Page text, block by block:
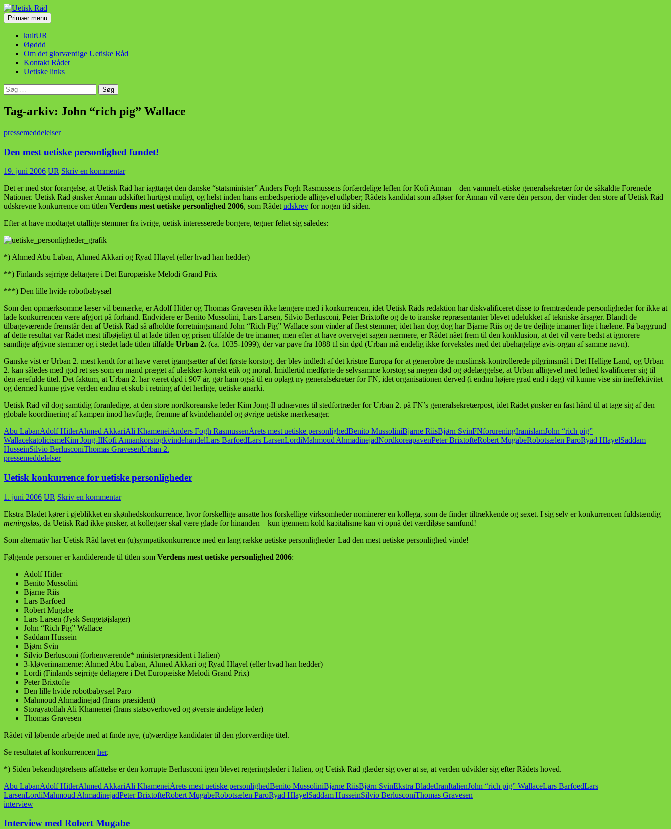
Hop
til
indhold
Uetisk Råd
SøgPrimær menu
kultUR
Øøddd
Om det glorværdige Uetiske Råd
Kontakt Rådet
Uetiske links
Søg
efter:
Tag-arkiv: John “rich pig” Wallace
pressemeddelelser
Den mest uetiske personlighed fundet!
19. juni 2006 UR Skriv en kommentar
Det er med stor forargelse, at Uetisk Råd har iagttaget den danske “statsminister” Anders Fogh Rasmussens forfærdelige leflen for Kofi Annan – den vammelt-etiske generalsekretær for de såkaldte Forenede
Nationer. Uetisk Råd ønsker Annan udskiftet hurtigst muligt, og helst inden hans embedsperiode alligevel udløber; Rådets kandidat som afløser for Annan vil være dén person, der vinder den store af Uetisk Råd
udskrevne konkurrence om titlen Verdens mest uetiske personlighed 2006, som Rådet udskrev for nogen tid siden.
Efter at have modtaget utallige stemmer fra ivrige, uetisk interesserede borgere, tegner feltet sig således:
*) Ahmed Abu Laban, Ahmed Akkari og Ryad Hlayel (eller hvad han hedder)
**) Finlands sejrrige deltagere i Det Europæiske Melodi Grand Prix
***) Den lille hvide robotbabysæl
Som den opmærksomme læser vil bemærke, er Adolf Hitler og Thomas Gravesen ikke længere med i konkurrencen, idet Uetisk Råds redaktion har diskvalificeret disse to fremtrædende personligheder for ikke at
lade konkurrencen være afgjort på forhånd. Endvidere er Benito Mussolini, Lars Larsen, Silvio Berlusconi, Peter Brixtofte og de to iranske repræsentanter blevet udelukket af tekniske årsager. Blandt de
tilbageværende fremstår den af Uetisk Råd så afholdte forretningsmand John “Rich Pig” Wallace som vinder af flest stemmer, idet han dog dog har Bjarne Riis og de tre dejlige imamer lige i hælene. På baggrund
af dette resultat var Rådet mest tilbøjeligt til at lade titlen og prisen tilfalde de tre imamer, men efter at have overvejet sagen nærmere, er Rådet nået frem til den konklusion, at det vil være bedst at ignorere
samtlige afgivne stemmer og i stedet lade titlen tilfalde Urban 2. (ca. 1035-1099), der var pave fra 1088 til sin død (Urban må endelig ikke forveksles med det ubehagelige avis-organ af samme navn).
Ganske vist er Urban 2. mest kendt for at have været igangsætter af det første korstog, der blev indledt af det kristne Europa for at generobre de muslimsk-kontrollerede pilgrimsmål i Det Hellige Land, og Urban
2. kan således med god ret ses som en mand præget af ulækker-korrekt etik og moral. Imidlertid medførte de selvsamme korstog så megen død og ødelæggelse, at Urban alligevel med lethed kvalificerer sig til
den ærefulde titel. Det faktum, at Urban 2. har været død i 907 år, gør ham også til en oplagt ny generalsekretær for FN, idet organisationen derved (i endnu højere grad end i dag) vil kunne vise sin ineffektivitet
og dermed kunne give verden endnu et skub i retning af det herlige, uetiske anarki.
Uetisk Råd vil dog samtidig foranledige, at den store nordkoreanske leder Kim Jong-Il udnævnes til stedfortræder for Urban 2. på FN’s generalsekretærpost, idet Rådet ønsker en fast hånd til at tage sig af den
globale koordinering af kampen imod havfugle, fremme af kvindehandel og øvrige uetiske mærkesager.
Abu LabanAdolf HitlerAhmed AkkariAli KhameneiAnders Fogh RasmussenÅrets mest uetiske personlighedBenito MussoliniBjarne RiisBjørn SvinFNforureningIranislamJohn “rich pig”
WallacekatolicismeKim Jong-IlKofi AnnankorstogkvindehandelLars BarfoedLars LarsenLordiMahmoud AhmadinejadNordkoreapavenPeter BrixtofteRobert MugabeRobotsælen ParoRyad HlayelSaddam
HusseinSilvio BerlusconiThomas GravesenUrban 2.
pressemeddelelser
Uetisk konkurrence for uetiske personligheder
1. juni 2006 UR Skriv en kommentar
Ekstra Bladet kører i øjeblikket en skønhedskonkurrence, hvor forskellige ansatte hos forskellige virksomheder nominerer en kollega, som de finder tiltrækkende og sexet. I sig selv er konkurrencen fuldstændig
meningsløs, da Uetisk Råd ikke ønsker, at kollegaer skal være glade for hinanden – kun igennem kold kapitalisme kan vi opnå det værdiløse samfund!
Som alternativ har Uetisk Råd lavet en (u)sympatikonkurrence med en lang række uetiske personligheder. Lad den mest uetiske personlighed vinde!
Følgende personer er kandiderende til titlen som Verdens mest uetiske personlighed 2006:
Adolf Hitler
Benito Mussolini
Bjarne Riis
Lars Barfoed
Robert Mugabe
Lars Larsen (Jysk Sengetøjslager)
John “Rich Pig” Wallace
Saddam Hussein
Bjørn Svin
Silvio Berlusconi (forhenværende* ministerpræsident i Italien)
3-kløverimamerne: Ahmed Abu Laban, Ahmed Akkari og Ryad Hlayel (eller hvad han hedder)
Lordi (Finlands sejrrige deltagere i Det Europæiske Melodi Grand Prix)
Peter Brixtofte
Den lille hvide robotbabysæl Paro
Mahmoud Ahmadinejad (Irans præsident)
Storayatollah Ali Khamenei (Irans statsoverhoved og øverste åndelige leder)
Thomas Gravesen
Rådet vil løbende arbejde med at finde nye, (u)værdige kandidater til den glorværdige titel.
Se resultatet af konkurrencen her.
*) Siden bekendtgørelsens affattelse er den korrupte Berlusconi igen blevet regeringsleder i Italien, og Uetisk Råd glæder sig over at se, at verden udvikler sig efter Rådets hoved.
Abu LabanAdolf HitlerAhmed AkkariAli KhameneiÅrets mest uetiske personlighedBenito MussoliniBjarne RiisBjørn SvinEkstra BladetIranItalienJohn “rich pig” WallaceLars BarfoedLars
LarsenLordiMahmoud AhmadinejadPeter BrixtofteRobert MugabeRobotsælen ParoRyad HlayelSaddam HusseinSilvio BerlusconiThomas Gravesen
interview
Interview med Robert Mugabe